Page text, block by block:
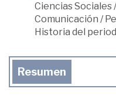
Ciencias Sociales
Comunicación /
Historia del
Resumen